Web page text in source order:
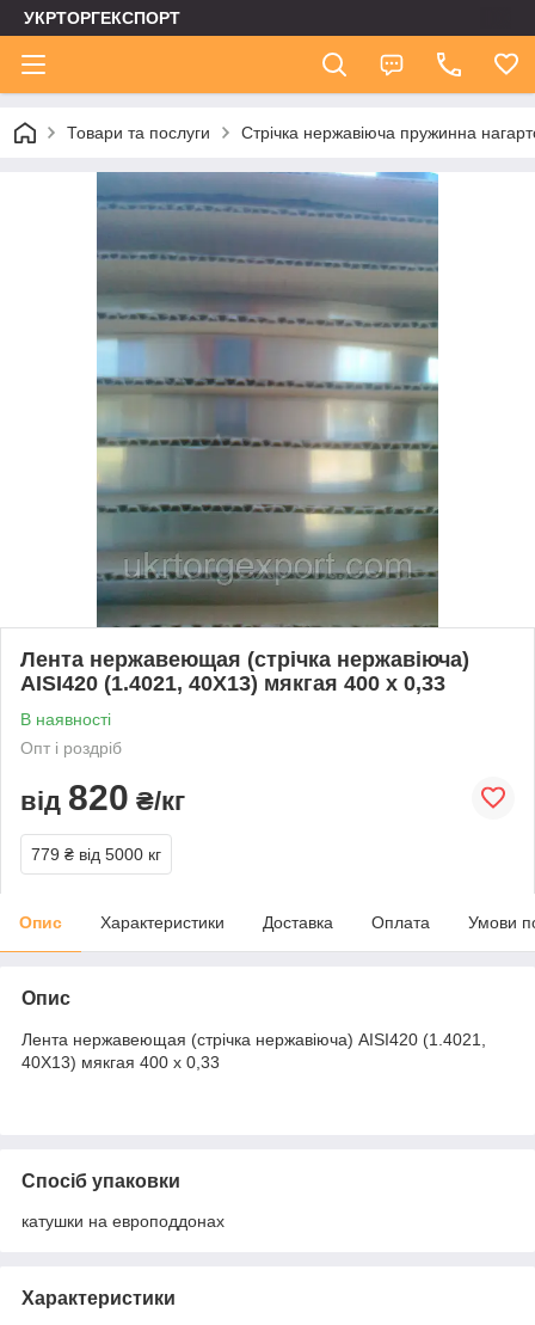
УКРТОРГЕКСПОРТ
Товари та послуги Стрічка нержавіюча пружинна
Лента нержавеющая (стрічка нержавіюча)
AISI420 (1.4021, 40Х13) мякгая 400 х 0,33
В наявності
Опт і роздріб
від 820 ₴/кг
779 ₴ від 5000 кг
Опис Характеристики Доставка Оплата Умови
Опис
Лента нержавеющая (стрічка нержавіюча) AISI420 (1.4021,
40Х13) мякгая 400 х 0,33
Спосіб упаковки
катушки на европоддонах
Характеристики